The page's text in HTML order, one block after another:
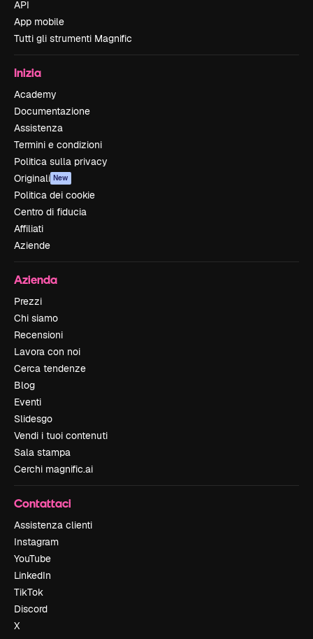
API
App mobile
Tutti gli strumenti Magnific
Inizia
Academy
Documentazione
Assistenza
Termini e condizioni
Politica sulla privacy
Originali New
Politica dei cookie
Centro di fiducia
Affiliati
Aziende
Azienda
Prezzi
Chi siamo
Recensioni
Lavora con noi
Cerca tendenze
Blog
Eventi
Slidesgo
Vendi i tuoi contenuti
Sala stampa
Cerchi magnific.ai
Contattaci
Assistenza clienti
Instagram
YouTube
LinkedIn
TikTok
Discord
X